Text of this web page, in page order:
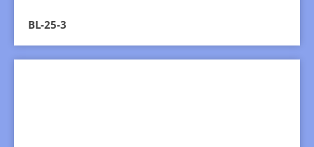
BL-25-3